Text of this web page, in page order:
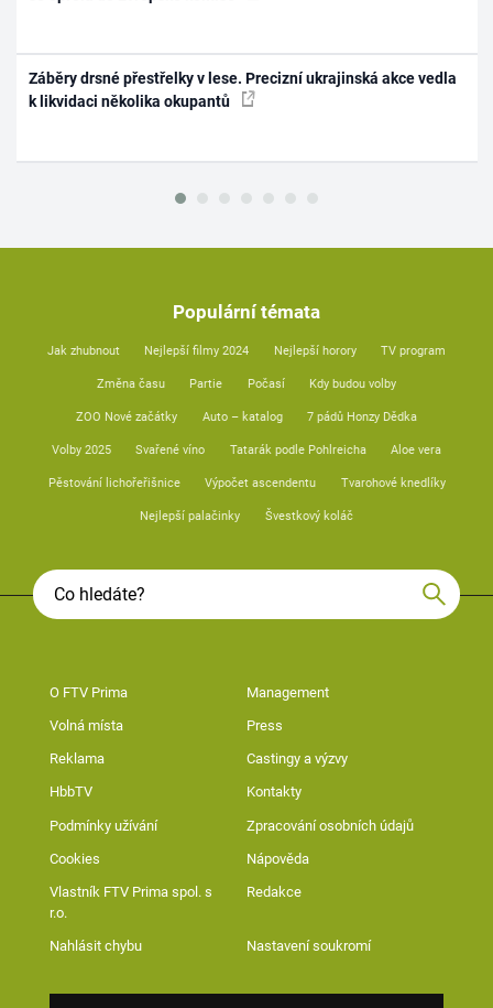
Záběry drsné přestřelky v lese. Precizní ukrajinská akce vedla
k likvidaci několika okupantů
Populární témata
Jak zhubnout Nejlepší filmy 2024 Nejlepší horory TV program
Změna času Partie Počasí Kdy budou volby
ZOO Nové začátky Auto – katalog 7 pádů Honzy Dědka
Volby 2025 Svařené víno Tatarák podle Pohlreicha Aloe vera
Pěstování lichořeřišnice Výpočet ascendentu Tvarohové knedlíky
Nejlepší palačinky Švestkový koláč
O FTV Prima Management
Volná místa Press
Reklama Castingy a výzvy
HbbTV Kontakty
Podmínky užívání Zpracování osobních údajů
Cookies Nápověda
Vlastník FTV Prima spol. s
r.o.
Redakce
Nahlásit chybu Nastavení soukromí